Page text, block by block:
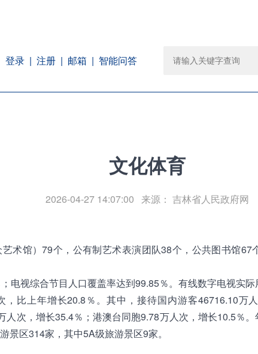
登录 注册 邮箱 智能问答
文化体育
2026-04-27 14:07:00 来源： 吉林省人民政府网
术馆）79个，公有制艺术表演团队38个，公共图书馆
电视综合节目人口覆盖率达到99.85％。有线数字电视实际
比上年增长20.8％。其中，接待国内游客46716.10万
次，增长35.4％；港澳台同胞9.78万人次，增长10.5％
景区314家，其中5A级旅游景区9家。